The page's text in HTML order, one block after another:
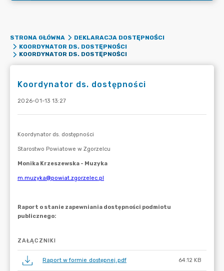
STRONA GŁÓWNA
DEKLARACJA DOSTĘPNOŚCI
KOORDYNATOR DS. DOSTĘPNOŚCI
KOORDYNATOR DS. DOSTĘPNOŚCI
Koordynator ds. dostępności
2026-01-13 13:27
ZAŁĄCZNIKI
Raport w formie dostępnej.pdf 64.12 KB